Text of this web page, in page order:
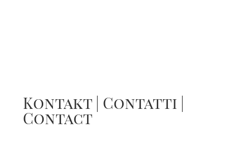
Kontakt | Contatti |
Contact